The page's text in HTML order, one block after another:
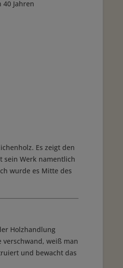
Jahren
Es zeigt den
sein Werk namentlich
wurde es Mitte des
Holzhandlung
verschwand, weiß man
und bewacht das